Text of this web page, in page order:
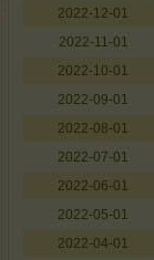
2022-12-01
2022-11-01
2022-10-01
2022-09-01
2022-08-01
2022-07-01
2022-06-01
2022-05-01
2022-04-01